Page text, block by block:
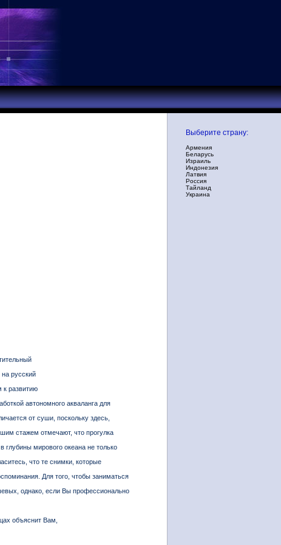
русский
к развитию
автономного акваланга для
от суши, поскольку здесь,
стажем отмечают, что прогулка
мирового океана не только
что те снимки, которые
Для того, чтобы заниматься
однако, если Вы профессионально
объяснит Вам,
Выберите страну:
Армения
Беларусь
Израиль
Индонезия
Латвия
Россия
Тайланд
Украина